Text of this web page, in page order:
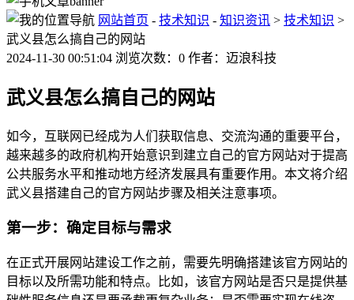
网站首页 - 技术知识 - 知识资讯 > 技术知识 >
武义县怎么搞自己的网站
2024-11-30 00:51:04 浏览次数：0 作者：迈浪科技
武义县怎么搞自己的网站
如今，互联网已经成为人们获取信息、交流沟通的重要平台，
越来越多的政府机构开始意识到建立自己的官方网站对于提高
公共服务水平和推动地方经济发展具有重要作用。本文将介绍
武义县搭建自己的官方网站步骤及相关注意事项。
第一步：确定目标与需求
在正式开展网站建设工作之前，需要先明确搭建该官方网站的
目标以及所需功能和特点。比如，该官方网站是否只是提供基